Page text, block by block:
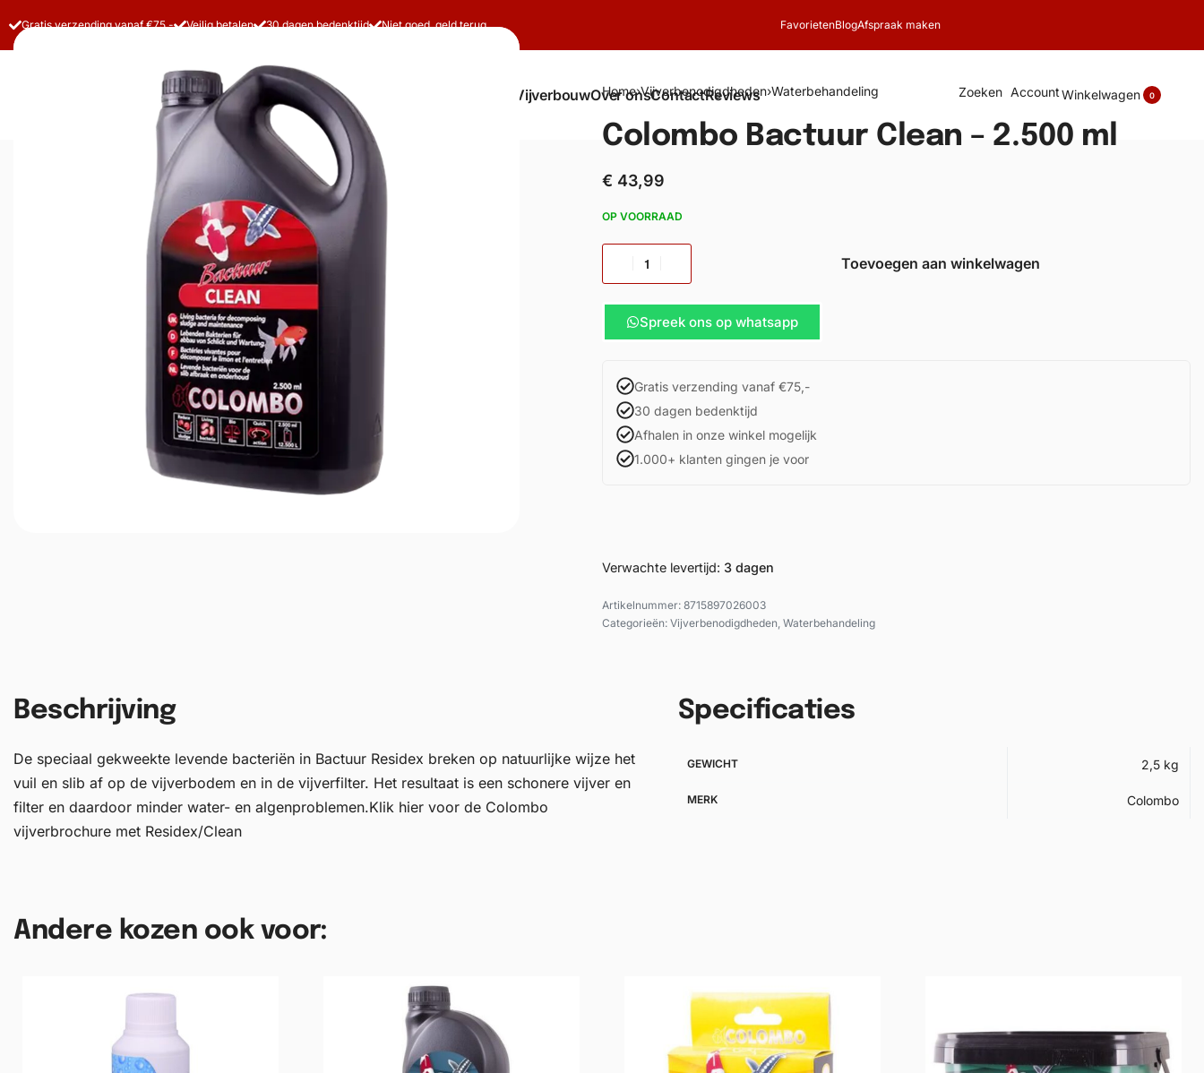
Gratis verzending vanaf €75,- Veilig betalen 30 dagen bedenktijd Niet goed, geld terug FavorietenBlogAfspraak maken
VijverbouwOver onsContactReviews Zoeken AccountWinkelwagen 0
Home›Vijverbenodigdheden›Waterbehandeling
Colombo Bactuur Clean – 2.500 ml
€ 43,99
OP VOORRAAD
Toevoegen aan winkelwagen
Spreek ons op whatsapp
Gratis verzending vanaf €75,-
30 dagen bedenktijd
Afhalen in onze winkel mogelijk
1.000+ klanten gingen je voor
Verwachte levertijd: 3 dagen
8715897026003
Categorieën: Vijverbenodigdheden Waterbehandeling
Beschrijving
De speciaal gekweekte levende bacteriën in Bactuur Residex breken op natuurlijke wijze het
vuil en slib af op de vijverbodem en in de vijverfilter. Het resultaat is een schonere vijver en
filter en daardoor minder water- en algenproblemen.Klik hier voor de Colombo
vijverbrochure met Residex/Clean
Specificaties
GEWICHT 2,5 kg
MERK Colombo
Andere kozen ook voor: